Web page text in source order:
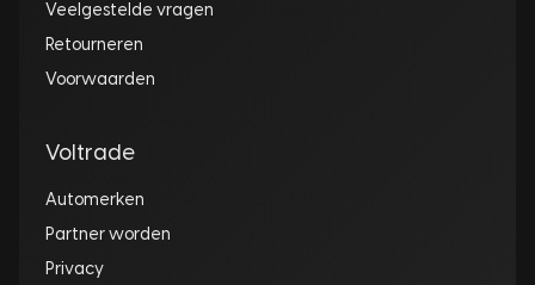
Veelgestelde vragen
Retourneren
Voorwaarden
Voltrade
Automerken
Partner worden
Privacy